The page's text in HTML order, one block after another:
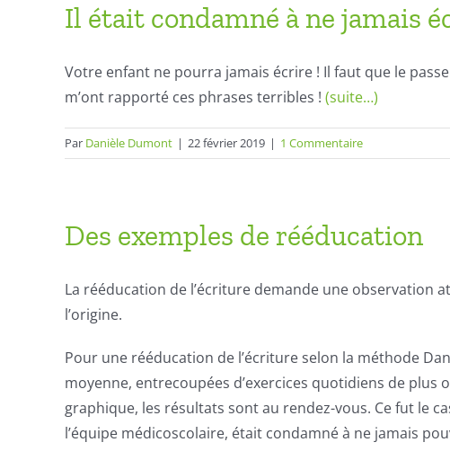
Il était condamné à ne jamais
Votre enfant ne pourra jamais écrire ! Il faut que le
m’ont rapporté ces phrases terribles ! (suite…)
Par Danièle Dumont | 22 février 2019 | 1 Commentaire
Des exemples de rééducation
La rééducation de l’écriture demande une observation
l’origine.
Pour une rééducation de l’écriture selon la méthode
moyenne, entrecoupées d’exercices quotidiens de
graphique, les résultats sont au rendez-vous. Ce fut le
l’équipe médicoscolaire, était condamné à ne jamais